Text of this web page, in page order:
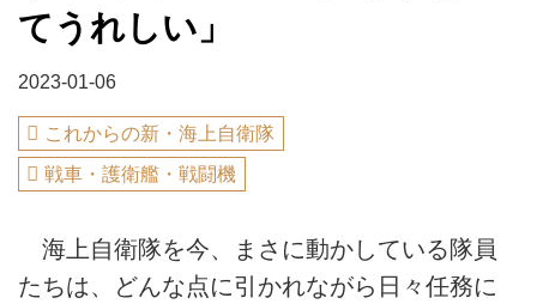
てうれしい」
2023-01-06
これからの新・海上自衛隊
戦車・護衛艦・戦闘機
海上自衛隊を今、まさに動かしている隊員
たちは、どんな点に引かれながら日々任務に